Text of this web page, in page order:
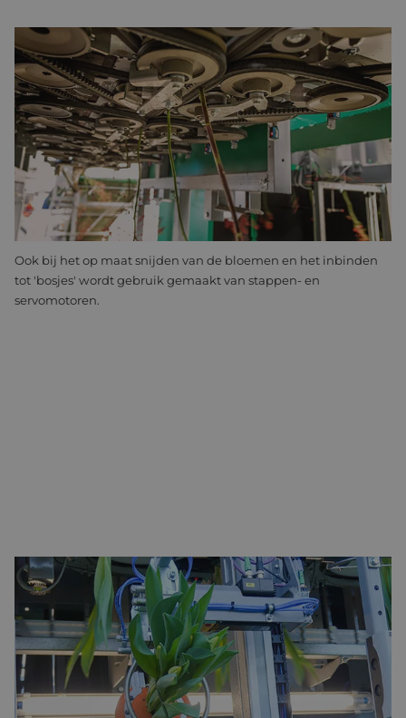
MOTOREN VOOR DIVERSE TOEPASSINGEN
Volgens Van der Werf zitten ‘overal in de machine’ door Eltrex
Motion geadviseerde en geleverde motoren van Moons. Aan
het begin van de Furora bevindt zich de verenkelaar. Hier
zorgen software en een stappenmotor ervoor dat de stelen in
de juiste positie komen te liggen, zodat iedere grijper in de
machine één bloem kan pakken. “Door voortdurend te
vertragen of te versnellen komen alle stelen op dezelfde
afstand van elkaar te liggen. Timing is hierbij erg belangrijk.”
Ook bij het op maat snijden van de bloemen en het inbinden
tot 'bosjes' wordt gebruik gemaakt van stappen- en
servomotoren.
ELTREX ALS TECHNISCH STEUNPILAAR
De Moons-motoren worden volgens Van der Werf al jarenlang
toegepast.“We maken al ruim tien jaar Furora’s. Dat hebben
we door de jaren heen zoveel mogelijk met dezelfde
componenten gedaan, zodat we ook de Furora’s van tien jaar
geleden nog gewoon kunnen ondersteunen en onze monteurs
op locatie over de juiste onderdelen beschikken."